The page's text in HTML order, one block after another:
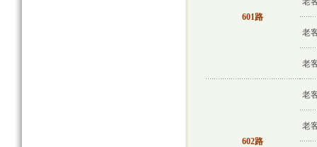
601路
老
老
602路
老
老